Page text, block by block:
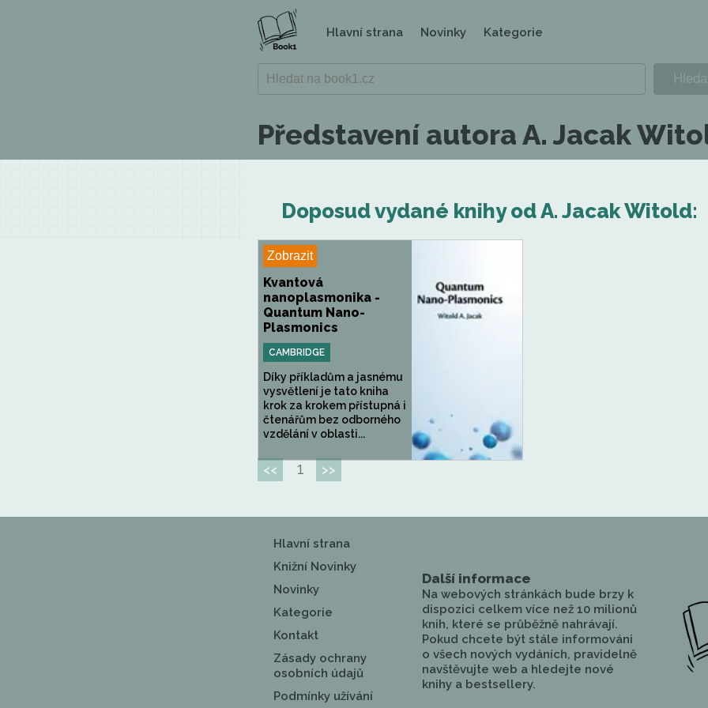
Hlavní strana Novinky Kategorie
Představení autora A. Jacak
Doposud vydané knihy od A. Jacak Witold:
Zobrazit
Kvantová
nanoplasmonika -
Quantum Nano-
Plasmonics
CAMBRIDGE
Díky příkladům a jasnému
vysvětlení je tato kniha
krok za krokem přístupná i
čtenářům bez odborného
vzdělání v oblasti...
<< 1 >>
Hlavní strana
Knižní Novinky
Novinky
Kategorie
Kontakt
Zásady ochrany
osobních údajů
Podmínky užívání
Další informace
Na webových stránkách bude brzy k
dispozici celkem více než 10 milionů
knih, které se průběžně nahrávají.
Pokud chcete být stále informováni
o všech nových vydáních, pravidelně
navštěvujte web a hledejte nové
knihy a bestsellery.